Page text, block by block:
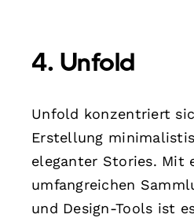
4. Unfold
Unfold konzentriert
Erstellung
eleganter Stories. Mit
umfangreichen
und Design-Tools ist